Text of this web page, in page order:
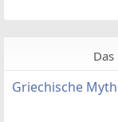
Griechische